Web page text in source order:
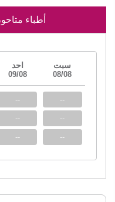
أطباء
سبت
08/08
احد
09/08
--
--
--
--
--
--